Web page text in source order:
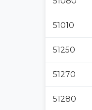
51010
51250
51270
51280